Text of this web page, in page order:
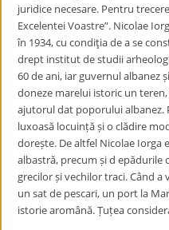
juridice necesare. Pentru
Excelentei Voastre”. Nicolae
în 1934, cu condiţia de a se
drept institut de studii
60 de ani, iar guvernul albanez
doneze marelui istoric un
ajutorul dat poporului albanez.
luxoasă locuință și o clădire
dorește. De altfel Nicolae Iorga
albastră, precum și d epădurile
grecilor și vechilor traci. Când a
un sat de pescari, un port la
istorie aromână. Țuțea